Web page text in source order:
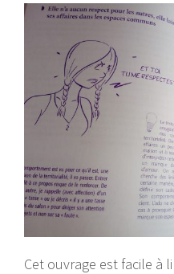
Cet ouvrage est facile à